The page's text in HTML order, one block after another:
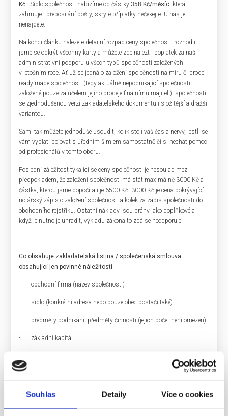
Souhlas Detaily Více o cookies
Kč. Sídlo společnosti nabízíme od částky 358 Kč/měsíc, která
zahrnuje i přeposílání pošty, skryté příplatky nečekejte. U nás je
nenajdete.
Na konci článku nalezete detailní rozpad ceny společnosti, rozhodli
jsme se odkrýt všechny karty a můžete zde nalézt i poplatek za naši
administrativní podporu u všech typů společností založených
v letošním roce. Ať už se jedná o založení společností na míru či prodej
ready made společnosti (tedy aktuálně nepodnikající společnosti
založené pouze za účelem jejího prodeje finálnímu majiteli), společností
se zjednodušenou verzí zakladatelského dokumentu i složitější a dražší
variantou.
Sami tak můžete jednoduše usoudit, kolik stojí váš čas a nervy, jestli se
vám vyplatí bojovat s úředním šimlem samostatně či si nechat pomoci
od profesionálů v tomto oboru.
Poslední záležitost týkající se ceny společnosti je nesoulad mezi
předpokladem, že založení společnosti má stát maximálně 3000 Kč a
částka, kterou jsme dopočítali je 6500 Kč. 3000 Kč je cena pokrývající
notářský zápis o založení společnosti a kolek za zápis společnosti do
obchodního rejstříku. Ostatní náklady jsou brány jako doplňkové a i
když je nutno je uhradit, výkladu zákona to zdá se neodporuje.
Co obsahuje zakladatelská listina / společenská smlouva
obsahující jen povinné náležitosti:
- obchodní firma (název společnosti)
- sídlo (konkrétní adresa nebo pouze obec postačí také)
- předměty podnikání, předměty činnosti (jejich počet není omezen)
- základní kapitál
podíl společníka je vždy základní (jiné druhy podílů jsou